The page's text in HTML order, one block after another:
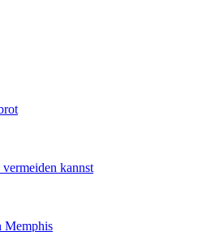
kannst
Memphis